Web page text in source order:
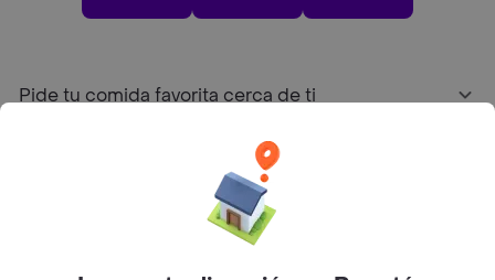
Pide tu comida favorita cerca de ti